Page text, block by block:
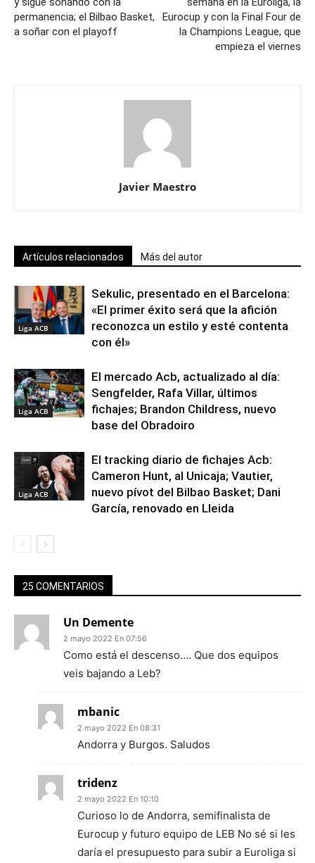
permanencia; el Bilbao Basket,
a soñar con el playoff
Eurocup y con la Final Four de
la Champions League, que
empieza el viernes
Javier Maestro
Artículos relacionados Más del autor
Liga ACB
Sekulic, presentado en el Barcelona:
«El primer éxito será que la afición
reconozca un estilo y esté contenta
con él»
Liga ACB
El mercado Acb, actualizado al día:
Sengfelder, Rafa Villar, últimos
fichajes; Brandon Childress, nuevo
base del Obradoiro
Liga ACB
El tracking diario de fichajes Acb:
Cameron Hunt, al Unicaja; Vautier,
nuevo pívot del Bilbao Basket; Dani
García, renovado en Lleida
25 COMENTARIOS
Un Demente
2 mayo 2022 En 07:56
Como está el descenso…. Que dos equipos
veis bajando a Leb?
mbanic
2 mayo 2022 En 08:31
Andorra y Burgos. Saludos
tridenz
2 mayo 2022 En 10:10
Curioso lo de Andorra, semifinalista de
Eurocup y futuro equipo de LEB No sé si les
daría el presupuesto para subir a Euroliga si